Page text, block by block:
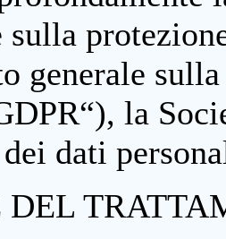
sulla
generale
la
dati